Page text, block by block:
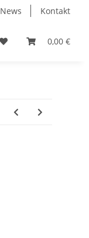
News Kontakt
0,00 €
Ersatzteile